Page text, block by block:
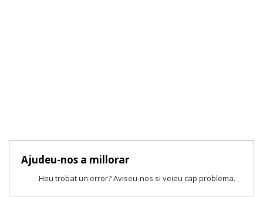
Ajudeu-nos a millorar
Heu trobat un error? Aviseu-nos si veieu cap problema.